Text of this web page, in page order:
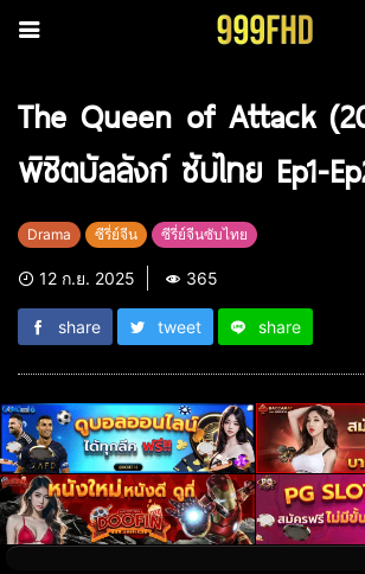
The Queen of Attack
พิชิตบัลลังก์ ซับไทย Ep1-
Drama ซีรี่ย์จีน ซีรี่ย์จีนซับไทย
12 ก.ย. 2025 365
share tweet share